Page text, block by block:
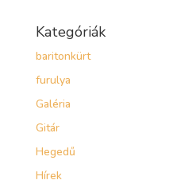
Kategóriák
baritonkürt
furulya
Galéria
Gitár
Hegedű
Hírek